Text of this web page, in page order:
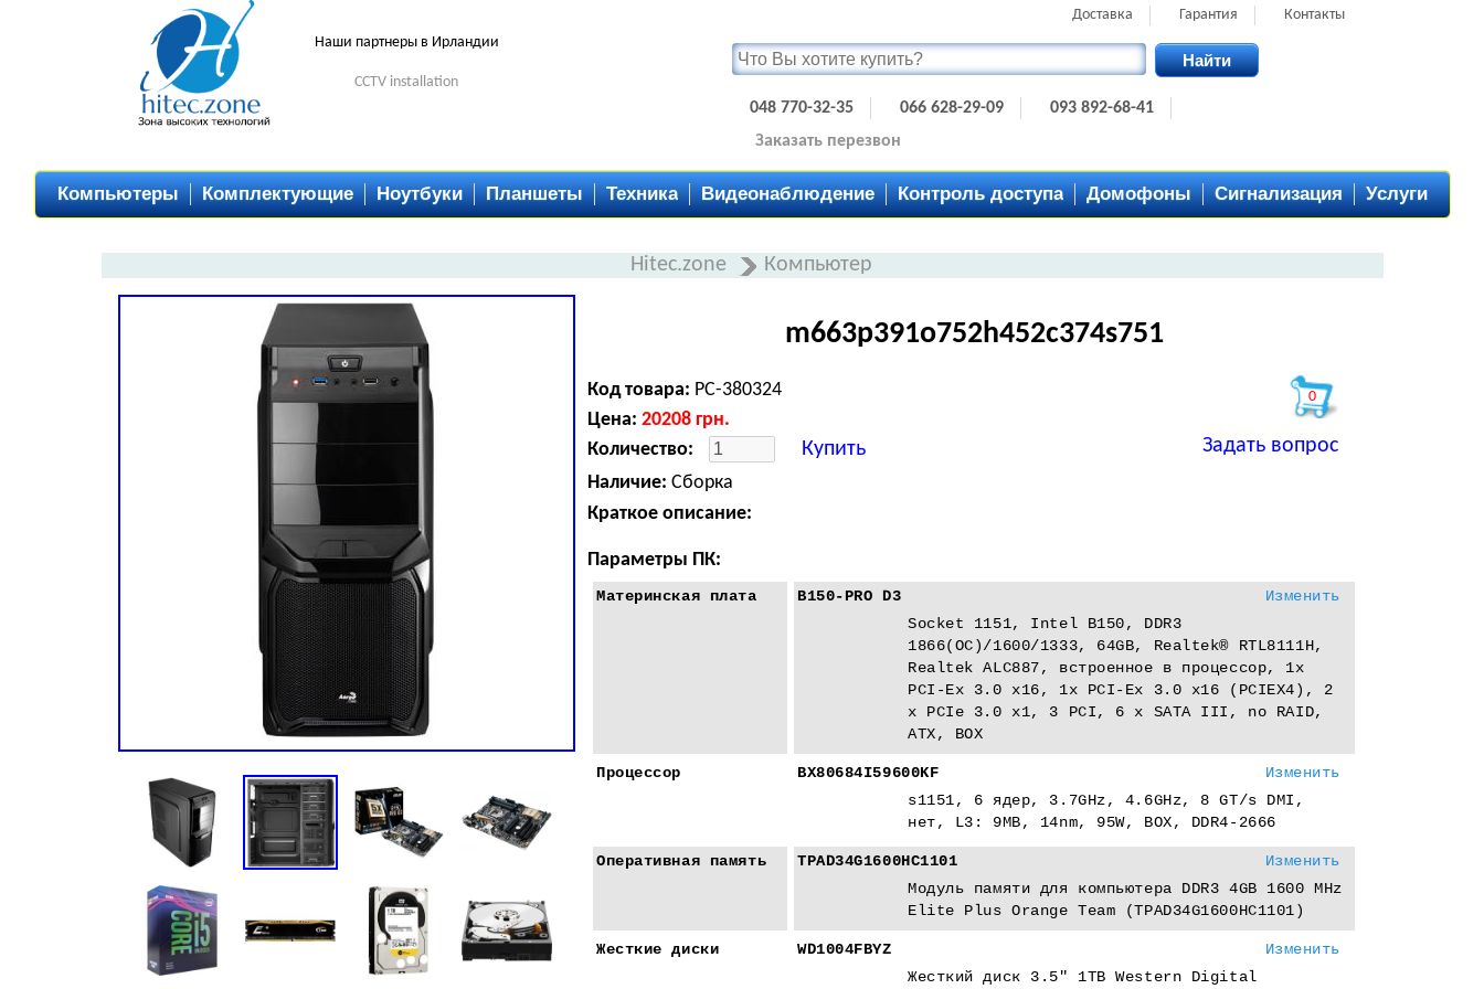
Наши партнеры в Ирландии
CCTV installation
Доставка Гарантия Контакты
Найти
048 770-32-35 066 628-29-09
093 892-68-41
Заказать перезвон
Компьютеры Комплектующие Ноутбуки Планшеты Техника Видеонаблюдение Контроль доступа Домофоны Сигнализация Услуги
Hitec.zone Компьютер
m663p391o752h452c374s751
Код товара: PC-380324 0
Цена: 20208 грн.
Количество:
Купить Задать вопрос
Наличие: Сборка
Краткое описание:
Параметры ПК:
Материнская плата B150-PRO D3
Изменить
Socket 1151, Intel B150, DDR3
1866(ОС)/1600/1333, 64GB, Realtek® RTL8111H,
Realtek ALC887, встроенное в процессор, 1x
PCI-Eх 3.0 x16, 1x PCI-Eх 3.0 x16 (PCIEX4), 2
x PCIe 3.0 x1, 3 PCI, 6 x SATA III, no RAID,
ATX, BOX
Процессор BX80684I59600KF
Изменить
s1151, 6 ядер, 3.7GHz, 4.6GHz, 8 GT/s DMI,
нет, L3: 9MB, 14nm, 95W, BOX, DDR4-2666
Оперативная память TPAD34G1600HC1101
Изменить
Модуль памяти для компьютера DDR3 4GB 1600 MHz
Elite Plus Orange Team (TPAD34G1600HC1101)
Жесткие диски WD1004FBYZ
Изменить
Жесткий диск 3.5" 1TB Western Digital